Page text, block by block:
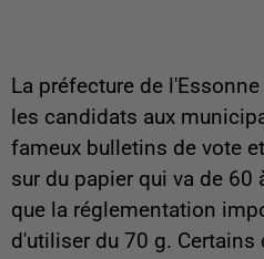
La préfecture de
les candidats aux
fameux bulletins de vote
sur du papier qui va de 60
que la réglementation
d'utiliser du 70 g.